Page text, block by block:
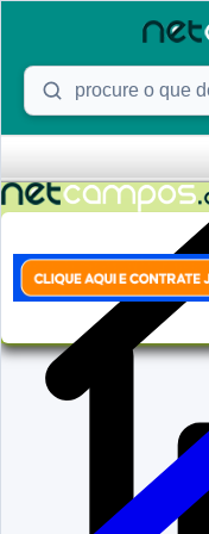
Procure o que deseja